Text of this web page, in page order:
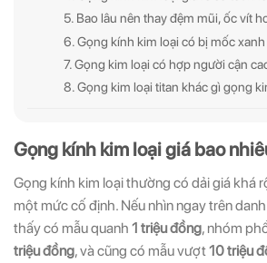
5. Bao lâu nên thay đệm mũi, ốc vít
6. Gọng kính kim loại có bị mốc
7. Gọng kim loại có hợp người cận
8. Gọng kim loại titan khác gì gọng
Gọng kính kim loại giá bao
Gọng kính kim loại thường có dải giá khá
một mức cố định. Nếu nhìn ngay trên
thấy có mẫu quanh 1 triệu đồng, nhóm
triệu đồng, và cũng có mẫu vượt10 triệu